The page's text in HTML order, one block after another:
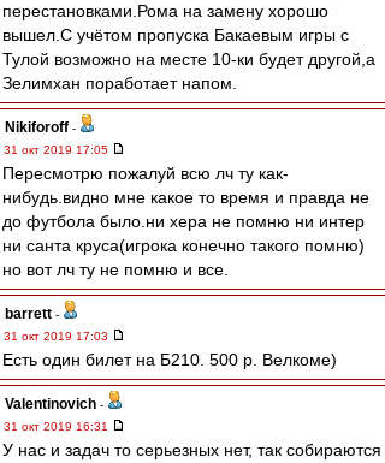
перестановками.Рома на замену хорошо
вышел.С учётом пропуска Бакаевым игры с
Тулой возможно на месте 10-ки будет другой,а
Зелимхан поработает напом.
Nikiforoff -
31 окт 2019 17:05
Пересмотрю пожалуй всю лч ту как-
нибудь.видно мне какое то время и правда не
до футбола было.ни хера не помню ни интер
ни санта круса(игрока конечно такого помню)
но вот лч ту не помню и все.
barrett -
31 окт 2019 17:03
Есть один билет на Б210. 500 р. Велкоме)
Valentinovich -
31 окт 2019 16:31
У нас и задач то серьезных нет, так собираются